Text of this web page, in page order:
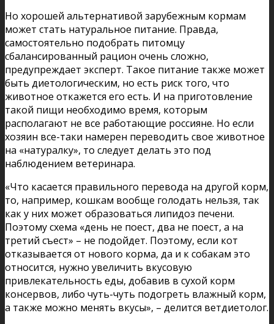
Но хорошей альтернативой зарубежным кормам
может стать натуральное питание. Правда,
самостоятельно подобрать питомцу
сбалансированный рацион очень сложно,
предупреждает эксперт. Такое питание также может
быть диетологическим, но есть риск того, что
животное откажется его есть. И на приготовление
такой пищи необходимо время, которым
располагают не все работающие россияне. Но если
хозяин все-таки намерен переводить свое животное
на «натуралку», то следует делать это под
наблюдением ветеринара.
«Что касается правильного перевода на другой корм,
то, например, кошкам вообще голодать нельзя, так
как у них может образоваться липидоз печени.
Поэтому схема «день не поест, два не поест, а на
третий съест» – не подойдет. Поэтому, если кот
отказывается от нового корма, да и к собакам это
относится, нужно увеличить вкусовую
привлекательность еды, добавив в сухой корм
консервов, либо чуть-чуть подогреть влажный корм,
а также можно менять вкусы», – делится ветдиетолог.